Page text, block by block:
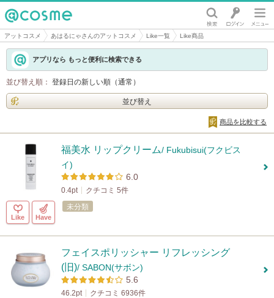
@cosme
アットコスメ あはるにゃさんのアットコスメ Like一覧 Like商品
アプリなら もっと便利に検索できる
並び替え順： 登録日の新しい順（通常）
並び替え
商品を比較する
福美水 リップクリーム/ Fukubisui(フクビス
イ)
6.0
0.4pt クチコミ 5件
Like Have
未分類
フェイスポリッシャー リフレッシング
(旧)/ SABON(サボン)
5.6
46.2pt クチコミ 6936件